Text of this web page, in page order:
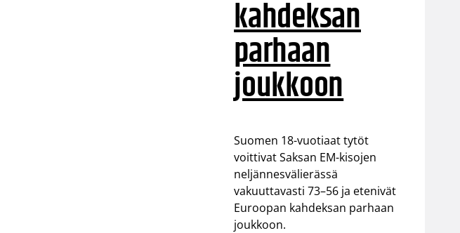
kahdeksan
parhaan
joukkoon
Suomen 18-vuotiaat tytöt
voittivat Saksan EM-kisojen
neljännesvälierässä
vakuuttavasti 73–56 ja etenivät
Euroopan kahdeksan parhaan
joukkoon.